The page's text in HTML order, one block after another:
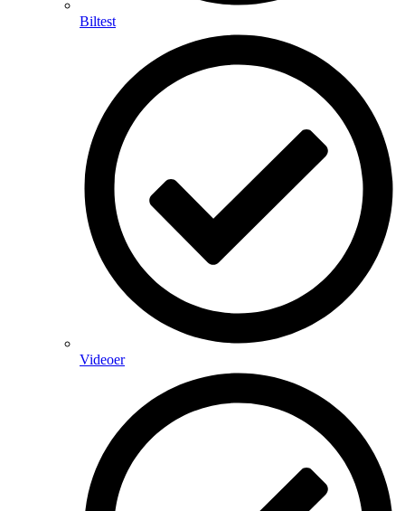
Biltest
Videoer